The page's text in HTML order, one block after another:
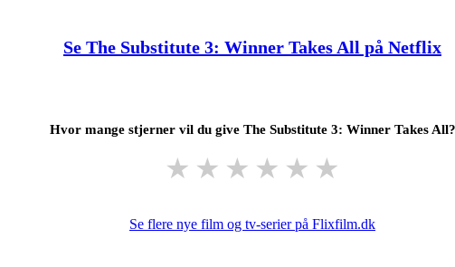
Se The Substitute 3: Winner Takes All på Netflix
Hvor mange stjerner vil du give The Substitute 3: Winner Takes All?
★ ★ ★ ★ ★ ★
Se flere nye film og tv-serier på Flixfilm.dk